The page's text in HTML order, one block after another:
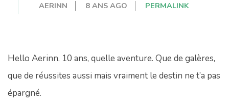
AERINN 8 ANS AGO PERMALINK
Hello Aerinn. 10 ans, quelle aventure. Que de galères,
que de réussites aussi mais vraiment le destin ne t’a pas
épargné.